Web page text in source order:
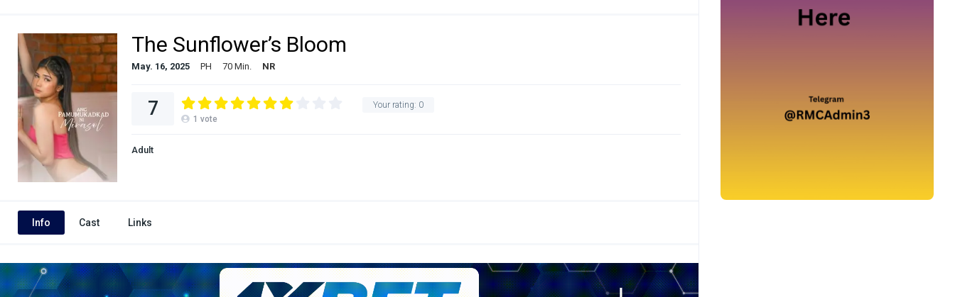
The Sunflower’s Bloom
May. 16, 2025 PH 70 Min. NR
Your rating: 0
7 1 vote
Adult
Info Cast Links